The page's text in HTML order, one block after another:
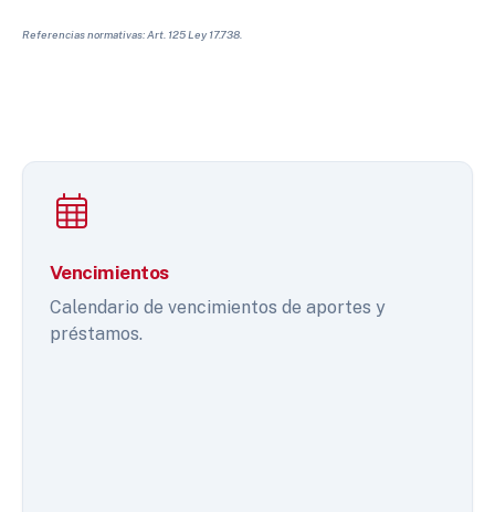
Referencias normativas: Art. 125 Ley 17.738.
Vencimientos
Calendario de vencimientos de aportes y
préstamos.